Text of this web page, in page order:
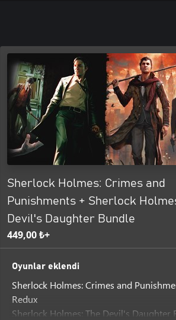
Sherlock Holmes: Crimes and
Punishments + Sherlock
Devil's Daughter Bundle
449,00 ₺+
Oyunlar eklendi
Sherlock Holmes: Crimes and
Redux
Sherlock Holmes: The Devil's Daughter